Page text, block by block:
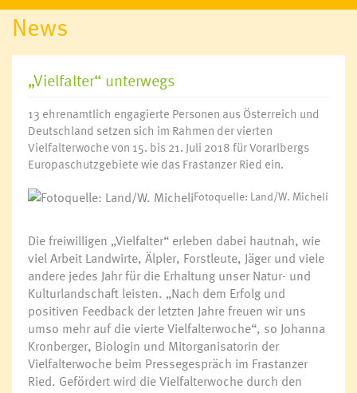
News
„Vielfalter“ unterwegs
13 ehrenamtlich engagierte Personen aus Österreich und
Deutschland setzen sich im Rahmen der vierten
Vielfalterwoche von 15. bis 21. Juli 2018 für Vorarlbergs
Europaschutzgebiete wie das Frastanzer Ried ein.
Fotoquelle: Land/W. Micheli
Die freiwilligen „Vielfalter“ erleben dabei hautnah, wie
viel Arbeit Landwirte, Älpler, Forstleute, Jäger und viele
andere jedes Jahr für die Erhaltung unser Natur- und
Kulturlandschaft leisten. „Nach dem Erfolg und
positiven Feedback der letzten Jahre freuen wir uns
umso mehr auf die vierte Vielfalterwoche“, so Johanna
Kronberger, Biologin und Mitorganisatorin der
Vielfalterwoche beim Pressegespräch im Frastanzer
Ried. Gefördert wird die Vielfalterwoche durch den